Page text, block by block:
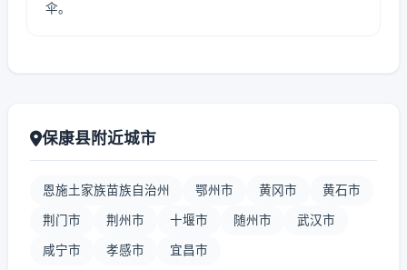
伞。
保康县附近城市
恩施土家族苗族自治州 鄂州市 黄冈市 黄石市
荆门市 荆州市 十堰市 随州市 武汉市
咸宁市 孝感市 宜昌市